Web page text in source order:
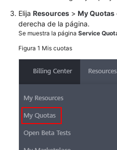
Consultoría
General
aplicaciones
Facturación
y
pagos
Elija Resources > My Quotas
derecha de la página.
Se muestra la página Service
Figura 1 Mis cuotas